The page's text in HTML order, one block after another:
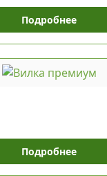
Подробнее
Подробнее